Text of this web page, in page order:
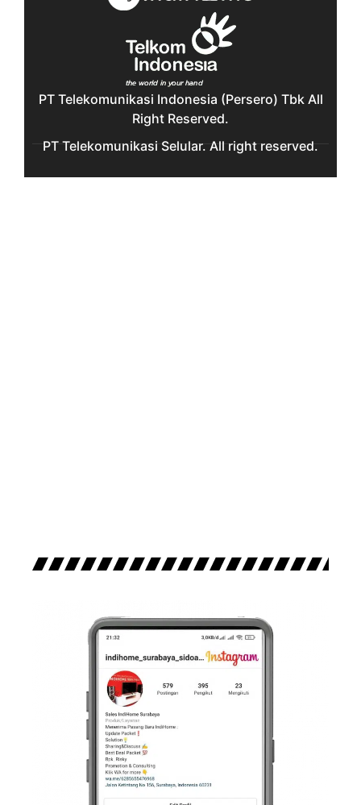
PT Telekomunikasi Indonesia (Persero) Tbk All
Right Reserved.
PT Telekomunikasi Selular. All right reserved.